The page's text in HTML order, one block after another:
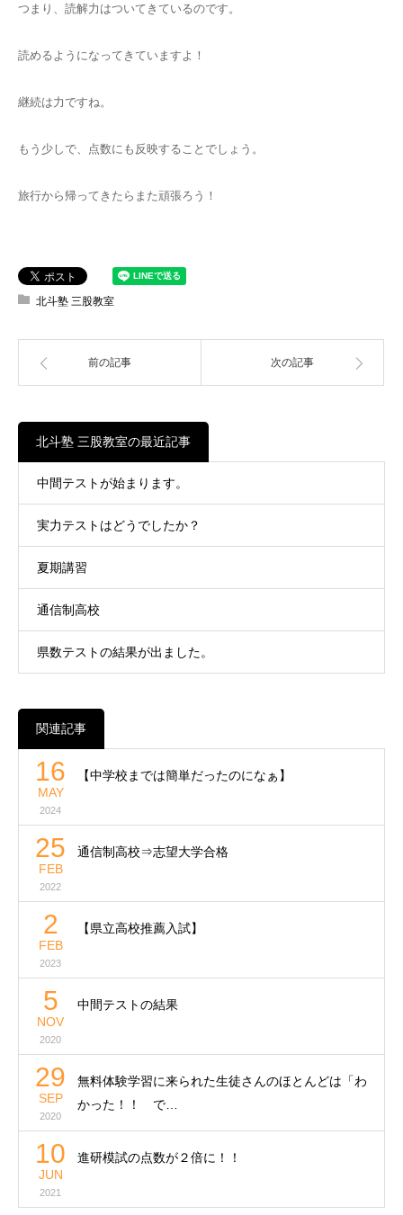
つまり、読解力はついてきているのです。
読めるようになってきていますよ！
継続は力ですね。
もう少しで、点数にも反映することでしょう。
旅行から帰ってきたらまた頑張ろう！
北斗塾 三股教室
前の記事 次の記事
北斗塾 三股教室の最近記事
中間テストが始まります。
実力テストはどうでしたか？
夏期講習
通信制高校
県数テストの結果が出ました。
関連記事
16
MAY
2024
【中学校までは簡単だったのになぁ】
25
FEB
2022
通信制高校⇒志望大学合格
2
FEB
2023
【県立高校推薦入試】
5
NOV
2020
中間テストの結果
29
SEP
2020
無料体験学習に来られた生徒さんのほとんどは「わ
かった！！ で…
10
JUN
2021
進研模試の点数が２倍に！！